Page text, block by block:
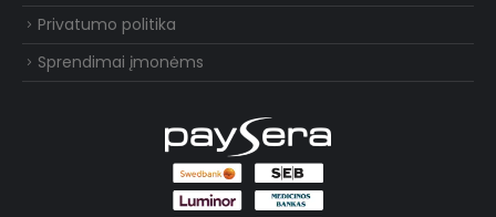
Privatumo politika
Sprendimai įmonėms